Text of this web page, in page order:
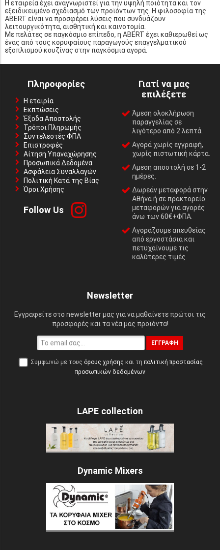
Η εταιρεία έχει αναγνωριστεί για την υψηλή ποιότητα και τον
εξειδικευμένο σχεδιασμό των προϊόντων της. Η φιλοσοφία της
ABERT είναι να προσφέρει λύσεις που συνδυάζουν
λειτουργικότητα, αισθητική και καινοτομία.
Με πελάτες σε παγκόσμιο επίπεδο, η ABERT έχει καθιερωθεί ως
ένας από τους κορυφαίους παραγωγούς επαγγελματικού
εξοπλισμού κουζίνας στην παγκόσμια αγορά.
Πληροφορίες
Η εταιρία
Εκπτώσεις
Έξοδα Αποστολής
Τρόποι Πληρωμής
Συντελεστές ΦΠΑ
Επιστροφές
Αίτηση Υπαναχώρησης
Προσωπικά Δεδομένα
Ασφάλεια Συναλλαγών
Πολιτική Κατά της Βίας
Όροι Χρήσης
Follow Us
Γιατί να μας
επιλέξετε
Άμεση ολοκλήρωση
παραγγελίας σε
λιγότερο από 2 λεπτά.
Αγορά χωρίς εγγραφή,
χωρίς πιστωτική κάρτα.
Αμεση αποστολή σε 1-2
ημέρες.
Δωρεάν μεταφορά στην
Αθήνα ή σε πρακτορείο
μεταφορών για αγορές
άνω των 60€+ΦΠΑ.
Αγοράζουμε απευθείας
από εργοστάσια και
πετυχαίνουμε τις
καλύτερες τιμές.
Newsletter
Εγγραφείτε στο newsletter μας για να μαθαίνετε πρώτοι τις
προσφορές και τα νέα μας προϊόντα!
ΕΓΓΡΑΦΉ
Συμφωνώ με τους όρους χρήσης και τη πολιτική προστασίας
προσωπικών δεδομένων
LAPE collection
Dynamic Mixers